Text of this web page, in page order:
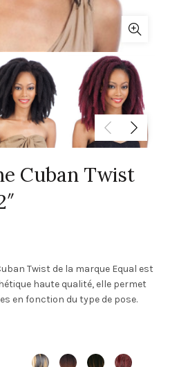
Cuban Twist
Twist de la marque Equal est
haute qualité, elle permet
en fonction du type de pose.